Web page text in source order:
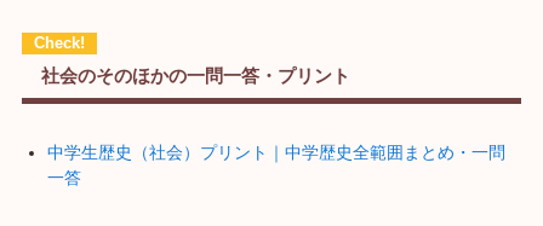
社会のそのほかの一問一答・プリント
中学生歴史（社会）プリント｜中学歴史全範囲まとめ・一問
一答